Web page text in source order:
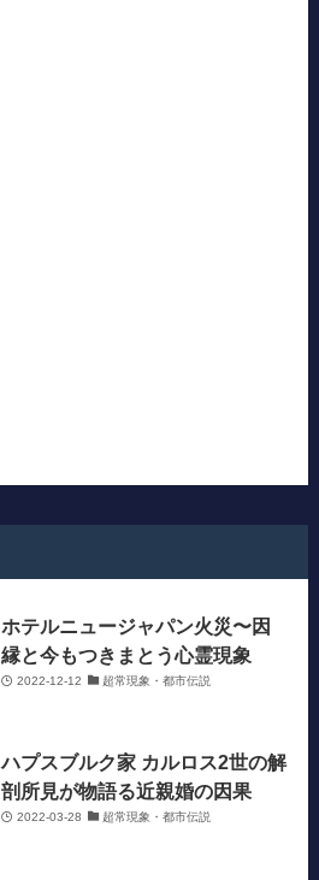
ホテルニュージャパン火災〜因
縁と今もつきまとう心霊現象
2022-12-12 超常現象・都市伝説
ハプスブルク家 カルロス2世の解
剖所見が物語る近親婚の因果
2022-03-28 超常現象・都市伝説